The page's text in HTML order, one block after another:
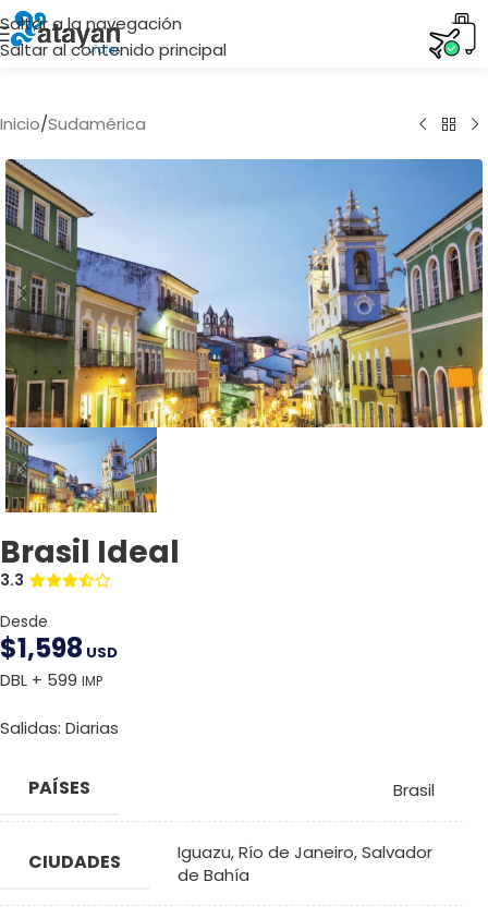
Saltar a la navegación
Saltar al contenido principal
Inicio/Sudamérica
Brasil Ideal
3.3
Desde
$1,598 USD
DBL + 599 IMP
Salidas: Diarias
PAÍSES Brasil
CIUDADES Iguazu,Río de Janeiro,Salvador
de Bahía